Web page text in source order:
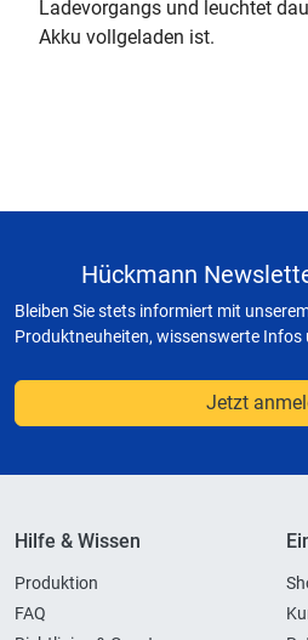
Ladevorgangs und leuchtet
Akku vollgeladen ist.
Hückmann
Bleiben Sie stets informiert mit
Produktneuheiten, wissenswerte Infos
Jetzt
Hilfe & Wissen
Produktion
FAQ